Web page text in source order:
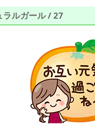
ラルガール / 27